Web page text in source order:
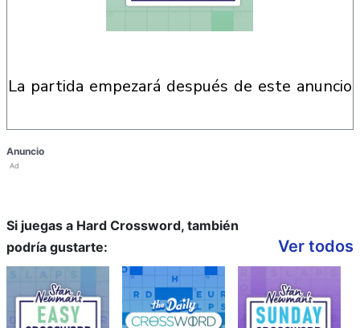
la partida empezará después de este anuncio
Anuncio
Ad
Si juegas a Hard Crossword, también
podría gustarte:
Ver todos